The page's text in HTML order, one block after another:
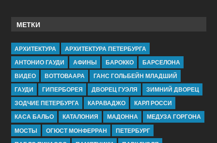
МЕТКИ
АРХИТЕКТУРА
АРХИТЕКТУРА ПЕТЕРБУРГА
АНТОНИО ГАУДИ
АФИНЫ БАРОККО
БАРСЕЛОНА
ВИДЕО
ВОТТОВААРА
ГАНС ГОЛЬБЕЙН МЛАДШИЙ
ГАУДИ
ГИПЕРБОРЕЯ ДВОРЕЦ ГУЭЛЯ
ЗИМНИЙ ДВОРЕЦ
ЗОДЧИЕ ПЕТЕРБУРГА
КАРАВАДЖО
КАРЛ РОССИ
КАСА БАЛЬО
КАТАЛОНИЯ МАДОННА
МЕДУЗА ГОРГОНА
МОСТЫ
ОГЮСТ МОНФЕРРАН
ПЕТЕРБУРГ